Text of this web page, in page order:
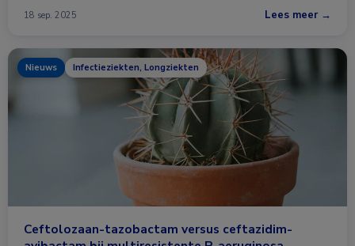
18 sep. 2025 Lees meer →
Nieuws Infectieziekten, Longziekten
Ceftolozaan-tazobactam versus ceftazidim-